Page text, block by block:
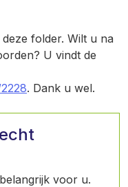
folder. Wilt u na
U vindt de
. Dank u wel.
voor u.